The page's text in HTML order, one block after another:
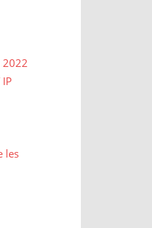
2022
les